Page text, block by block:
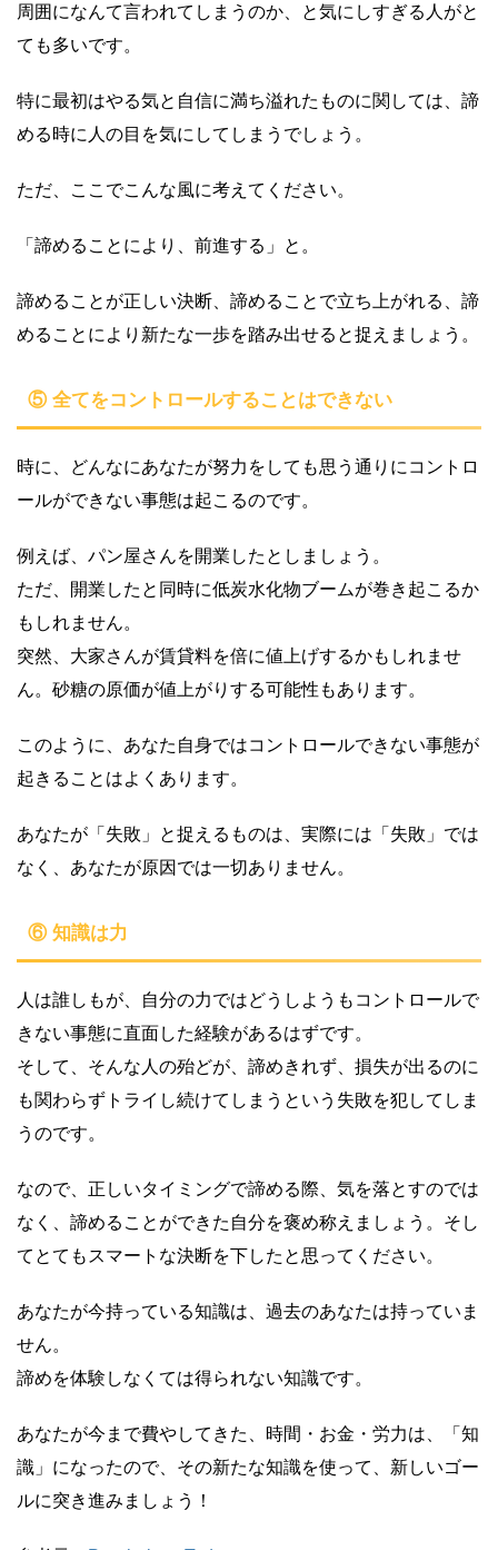
周囲になんて言われてしまうのか、と気にしすぎる人がと
ても多いです。
特に最初はやる気と自信に満ち溢れたものに関しては、諦
める時に人の目を気にしてしまうでしょう。
ただ、ここでこんな風に考えてください。
「諦めることにより、前進する」と。
諦めることが正しい決断、諦めることで立ち上がれる、諦
めることにより新たな一歩を踏み出せると捉えましょう。
⑤ 全てをコントロールすることはできない
時に、どんなにあなたが努力をしても思う通りにコントロ
ールができない事態は起こるのです。
例えば、パン屋さんを開業したとしましょう。
ただ、開業したと同時に低炭水化物ブームが巻き起こるか
もしれません。
突然、大家さんが賃貸料を倍に値上げするかもしれませ
ん。 砂糖の原価が値上がりする可能性もあります。
このように、あなた自身ではコントロールできない事態が
起きることはよくあります。
あなたが「失敗」と捉えるものは、実際には「失敗」では
なく、あなたが原因では一切ありません。
⑥ 知識は力
人は誰しもが、自分の力ではどうしようもコントロールで
きない事態に直面した経験があるはずです。
そして、そんな人の殆どが、諦めきれず、損失が出るのに
も関わらずトライし続けてしまうという失敗を犯してしま
うのです。
なので、正しいタイミングで諦める際、気を落とすのでは
なく、諦めることができた自分を褒め称えましょう。そし
てとてもスマートな決断を下したと思ってください。
あなたが今持っている知識は、過去のあなたは持っていま
せん。
諦めを体験しなくては得られない知識です。
あなたが今まで費やしてきた、時間・お金・労力は、「知
識」になったので、その新たな知識を使って、新しいゴー
ルに突き進みましょう！